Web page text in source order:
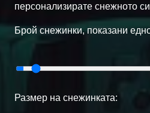
персонализирате снежното
Брой снежинки, показани
Размер на снежинката: